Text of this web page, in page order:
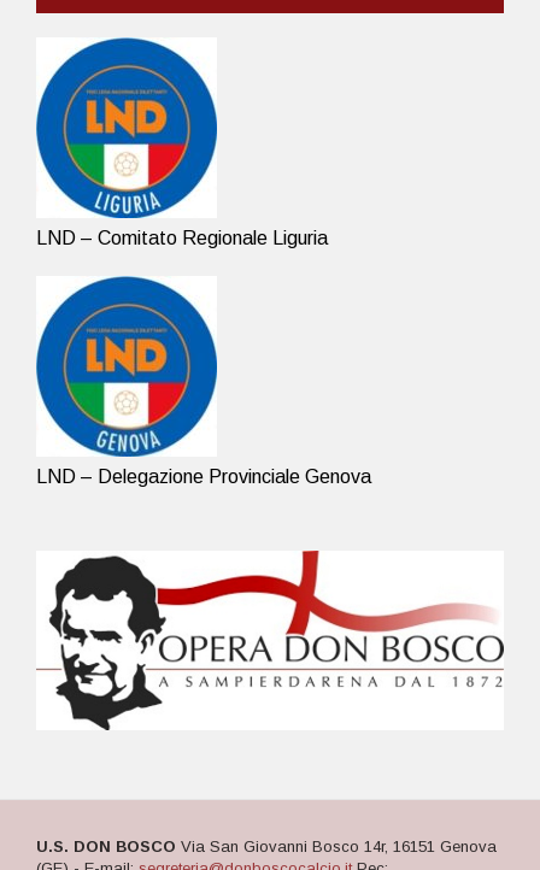
LND – Comitato Regionale Liguria
LND – Delegazione Provinciale Genova
U.S. DON BOSCO Via San Giovanni Bosco 14r, 16151 Genova